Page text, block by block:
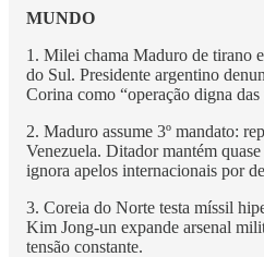
MUNDO
1. Milei chama Maduro de tirano
do Sul. Presidente argentino
Corina como “operação digna das
2. Maduro assume 3º mandato:
Venezuela. Ditador mantém
ignora apelos internacionais por
3. Coreia do Norte testa míssil
Kim Jong-un expande arsenal
tensão constante.